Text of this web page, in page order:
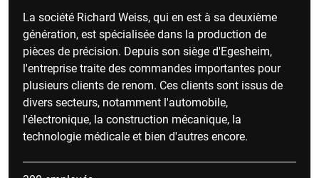
La société Richard Weiss, qui en est à sa deuxième
génération, est spécialisée dans la production de
pièces de précision. Depuis son siège d'Egesheim,
l'entreprise traite des commandes importantes pour
plusieurs clients de renom. Ces clients sont issus de
divers secteurs, notamment l'automobile,
l'électronique, la construction mécanique, la
technologie médicale et bien d'autres encore.